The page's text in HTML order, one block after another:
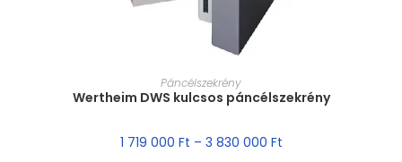
MÉRET VÁLASZTÁSA
Páncélszekrény
Wertheim DWS kulcsos páncélszekrény
1 719 000 Ft – 3 830 000 Ft